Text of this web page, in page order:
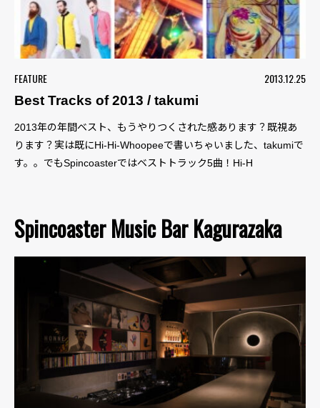
FEATURE
2013.12.25
Best Tracks of 2013 / takumi
2013年の年間ベスト、もうやりつくされた感あります？既視あ
ります？実は既にHi-Hi-Whoopeeで書いちゃいました、takumiで
す。。でもSpincoasterではベストトラック5曲！Hi-H
Spincoaster Music Bar Kagurazaka